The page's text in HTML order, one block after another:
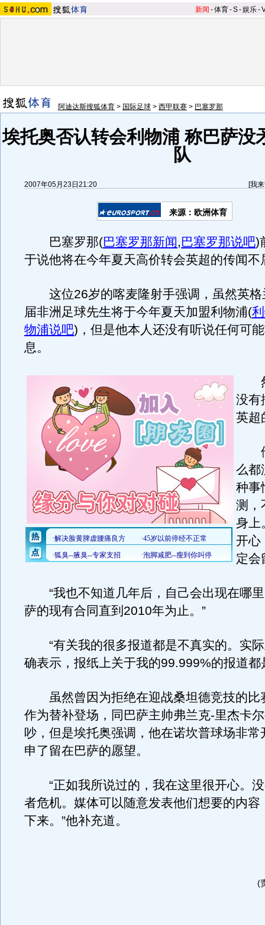
新闻 -体育-S-娱乐-
阿迪达斯搜狐体育 > 国际足球 > 西甲联赛 > 巴塞罗那
埃托奥否认转会利物浦 称巴萨没
队
2007年05月23日21:20 [我
来源：欧洲体育
巴塞罗那(巴塞罗那新闻,巴塞罗那说吧)
于说他将在今年夏天高价转会英超的传闻不
这位26岁的喀麦隆射手强调，虽然英格
届非洲足球先生将于今年夏天加盟利物浦(
物浦说吧) ，但是他本人还没有听说任何可
息。
然
没有
英超
他
么都
种事
测，
身上
开心
定会
“我也不知道几年后，自己会出现在哪里
萨的现有合同直到2010年为止。”
“有关我的很多报道都是不真实的。实际
确表示，报纸上关于我的99.999%的报道都
虽然曾因为拒绝在迎战桑坦德竞技的比
作为替补登场，同巴萨主帅弗兰克-里杰卡
吵，但是埃托奥强调，他在诺坎普球场非常
申了留在巴萨的愿望。
“正如我所说过的，我在这里很开心。没
者危机。媒体可以随意发表他们想要的内容
下来。”他补充道。
(